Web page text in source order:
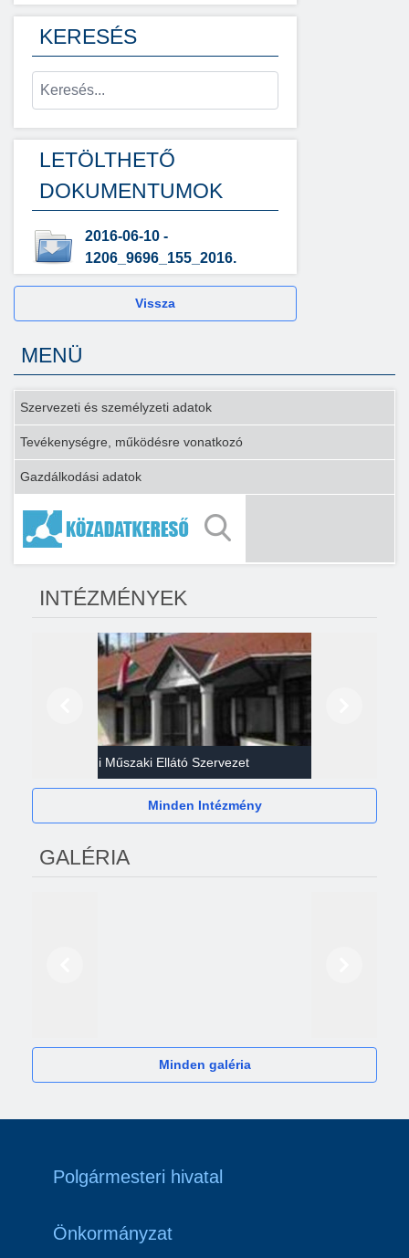
KERESÉS
LETÖLTHETŐ
DOKUMENTUMOK
2016-06-10 -
1206_9696_155_2016.
Vissza
MENÜ
Szervezeti és személyzeti adatok
Tevékenységre, működésre vonatkozó
Gazdálkodási adatok
INTÉZMÉNYEK
Gazdasági Műszaki Ellátó Szervezet
Minden Intézmény
GALÉRIA
Minden galéria
Polgármesteri hivatal
Önkormányzat